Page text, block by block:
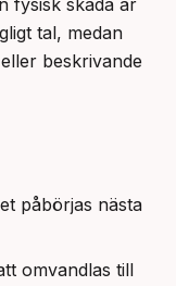
beskrivande
påbörjas nästa
omvandlas till